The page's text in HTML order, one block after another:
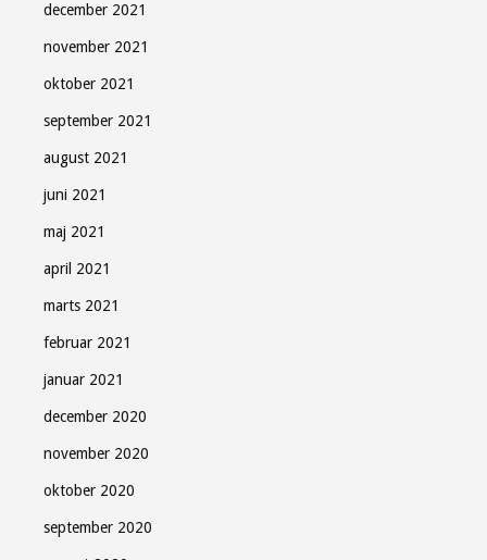
december 2021
november 2021
oktober 2021
september 2021
august 2021
juni 2021
maj 2021
april 2021
marts 2021
februar 2021
januar 2021
december 2020
november 2020
oktober 2020
september 2020